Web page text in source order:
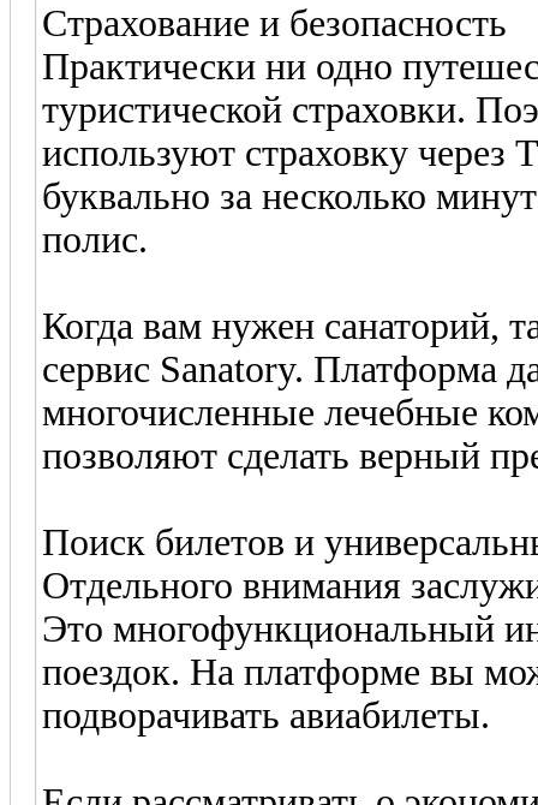
Страхование и безопасность
Практически ни одно
туристической страховки.
используют страховку через
буквально за несколько
полис.
Когда вам нужен санаторий,
сервис Sanatory. Платформа
многочисленные лечебные
позволяют сделать верный
Поиск билетов и
Отдельного внимания
Это многофункциональный
поездок. На платформе вы
подворачивать авиабилеты.